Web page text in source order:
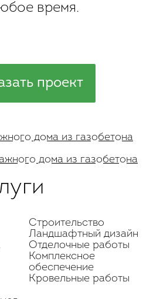
время.
проект
дома из газобетона
дома из газобетона
Строительство
Ландшафтный дизайн
Отделочные работы
Комплексное
обеспечение
Кровельные работы